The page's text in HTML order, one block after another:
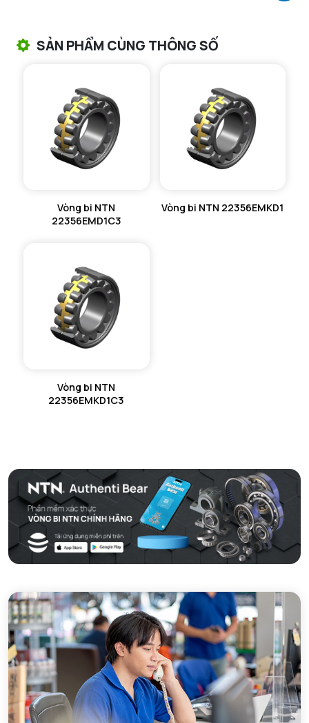
VÒNG BI KIM NTN
VÒNG BI CHẶN TRỤC NTN
VÒNG BI LĂN TRỤ ĐẨY NTN
GỐI ĐỠ 2 NỬA NTN
MÁY GIA NHIỆT NTN
SẢN PHẨM CÙNG THÔNG SỐ
Vòng bi NTN
22356EMD1C3
Vòng bi NTN 22356EMKD1
Vòng bi NTN
22356EMKD1C3